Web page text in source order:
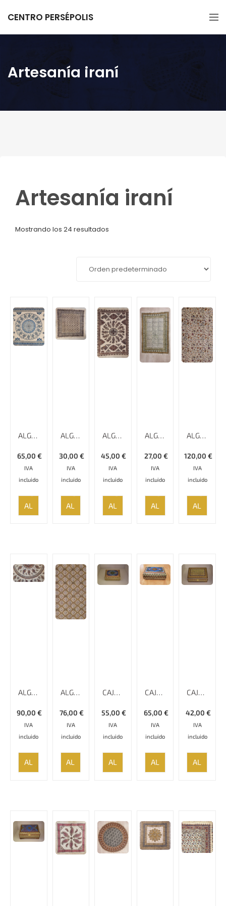
CENTRO PERSÉPOLIS
Artesanía iraní
Artesanía iraní
Mostrando los 24 resultados
ALGODÓN ESTAMPADO A MANO,160 CM X 240 CM, GHALAMKAR
€
65,00
IVA
incluido
AL
CARRITO
ALGODÓN ESTAMPADO, 120 CM X 120 CM, GHALAMKAR; MANTEL, TAPIZ
€
30,00
IVA
incluido
AL
CARRITO
ALGODÓN ESTAMPADO, 135 CM X 200 CM, GHALAMKAR; MANTEL, TAPIZ, CUBRECAMA, CUBRESOFÁ
€
45,00
IVA
incluido
AL
CARRITO
ALGODÓN ESTAMPADO, 150 CM X 100 CM, GHALAMKAR; MANTEL, TAPIZ,
€
27,00
IVA
incluido
AL
CARRITO
ALGODÓN ESTAMPADO, 220 CM X 280 CM, GHALAMKAR; MANTEL, TAPIZ, CUBRECAMA, CUBRESOFÁ
€
120,00
IVA
incluido
AL
CARRITO
ALGODÓN ESTAMPADO, 220 CM X 280 CM, GHALAMKAR; MANTEL, TAPIZ, CUBRECAMA, CUBRESOFÁ
€
90,00
IVA
incluido
AL
CARRITO
ALGODÓN ESTAMPADO, 240 CM X 160 CM, GHALAMKAR; MANTEL, TAPIZ, CUBRECAMA, CUBRESOFÁ
€
76,00
IVA
incluido
AL
CARRITO
CAJA KHATAMKARI – 14 CM
€
55,00
IVA
incluido
AL
CARRITO
CAJA KHATAMKARI – 16 CM
€
65,00
IVA
incluido
AL
CARRITO
CAJA KHATAMKARI – 17 CM
€
42,00
IVA
incluido
AL
CARRITO